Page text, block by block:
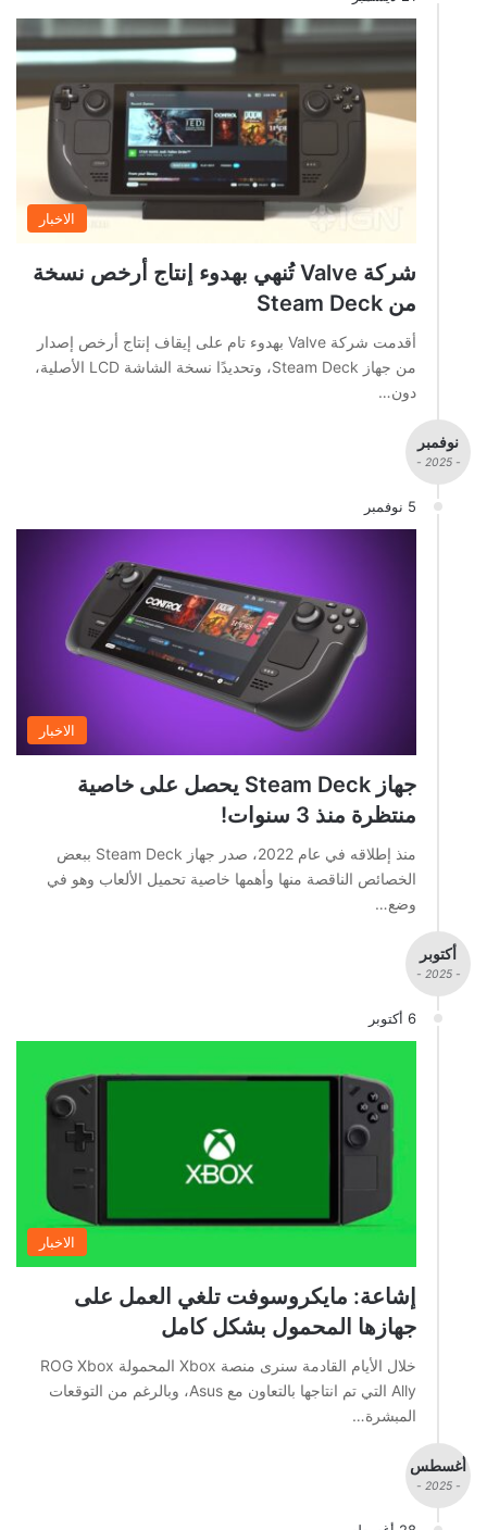
الاخبار
شركة Valve تُنهي بهدوء إنتاج أرخص نسخة
من Steam Deck
أقدمت شركة Valve بهدوء تام على إيقاف إنتاج أرخص إصدار
من جهاز Steam Deck، وتحديدًا نسخة الشاشة LCD الأصلية،
دون…
نوفمبر
- 2025 -
5 نوفمبر
الاخبار
جهاز Steam Deck يحصل على خاصية
منتظرة منذ 3 سنوات!
منذ إطلاقه في عام 2022، صدر جهاز Steam Deck ببعض
الخصائص الناقصة منها وأهمها خاصية تحميل الألعاب وهو في
وضع…
أكتوبر
- 2025 -
6 أكتوبر
الاخبار
إشاعة: مايكروسوفت تلغي العمل على
جهازها المحمول بشكل كامل
خلال الأيام القادمة سنرى منصة Xbox المحمولة ROG Xbox
Ally التي تم انتاجها بالتعاون مع Asus، وبالرغم من التوقعات
المبشرة…
أغسطس
- 2025 -